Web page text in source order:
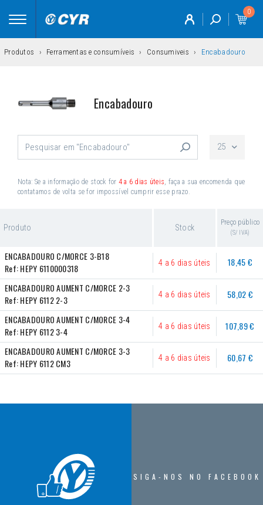
Toggle
0
Produtos Ferramentas e consumíveis Consumiveis Encabadouro
Encabadouro
25
Nota: Se a informação de stock for 4 a 6 dias úteis , faça a sua encomenda que
contatamos de volta se for impossível cumprir esse prazo.
Produto Stock
Preço público
(S/ IVA)
ENCABADOURO C/MORCE 3-B18
Ref:HEPY 6110000318 4 a 6 dias úteis 18,45 €
ENCABADOURO AUMENT C/MORCE 2-3
Ref:HEPY 6112 2-3 4 a 6 dias úteis 58,02 €
ENCABADOURO AUMENT C/MORCE 3-4
Ref:HEPY 6112 3-4 4 a 6 dias úteis 107,89 €
ENCABADOURO AUMENT C/MORCE 3-3
Ref:HEPY 6112 CM3 4 a 6 dias úteis 60,67 €
SIGA-NOS NO FACEBOOK